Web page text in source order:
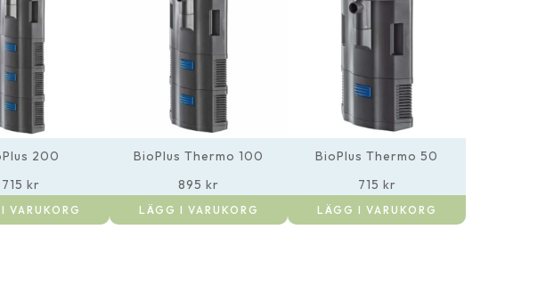
200
715 kr
VARUKORG
BioPlus Thermo 100
895 kr
LÄGG I VARUKORG
BioPlus Thermo 50
715 kr
LÄGG I VARUKORG